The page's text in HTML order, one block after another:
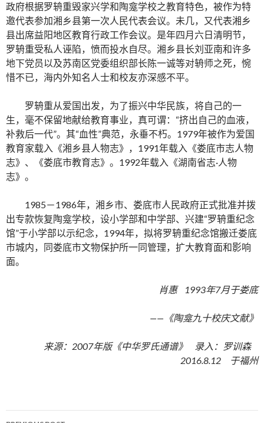
政府根据罗辀重毁家兴学和陶龛学校之教育特色，被作为特
邀代表参加湘乡县第一次人民代表会议。未几，又代表湘乡
县出席益阳地区教育行政工作会议。是年四月六日清明节，
罗辀重受私人诬陷，愤而投水自尽。湘乡县长刘亚南和许多
地下党员以及苏南区党委组织部长陈一诚等对辀师之死，惋
惜不已，海内外知名人士和校友亦深感不平。
罗辀重从爱国出发，为了振兴中华民族，将自己的一
生，毫不保留地献给教育事业，真可谓：“挤出自己的血液，
补救后一代”。其“血性”典范，永垂不朽。1979年被作为爱国
教育家载入《湘乡县人物志》，1991年载入《娄底市志人物
志》、《娄底市教育志》。1992年载入《湖南省志·人物
志》。
1985－1986年，湘乡市、娄底市人民政府正式批准并拨
出专款恢复陶龛学校，设小学部和中学部、兴建“罗辀重纪念
馆”于小学部以示纪念，1994年，拟将罗辀重纪念馆搬迁娄底
市城内，同娄底市文物保护所一同管理，扩大教育面和影响
面。
肖惠 1993年7月于娄底
——《陶龛九十校庆文献》
来源：2007年版《中华罗氏通谱》 录入：罗训森
2016.8.12 于福州